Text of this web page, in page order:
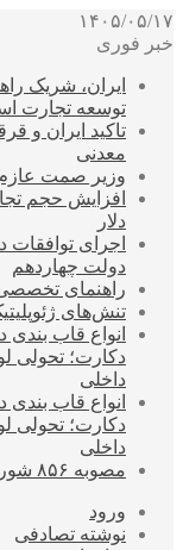
۱۴۰۵/۰۵/۱۷
خبر فوری
ایران، شریک
توسعه تجارت
تاکید ایران و
معدنی
وزیر صمت
دلار
اجرای
دولت چهاردهم
راهنمای
تنش‌های
انواع قاب
دکارت؛ تحولی
داخلی
انواع قاب
دکارت؛ تحولی
داخلی
مصوبه ۸۵۶ شورای رقابت؛ این جاده یک‌طرفه است
ورود
نوشته تصادفی